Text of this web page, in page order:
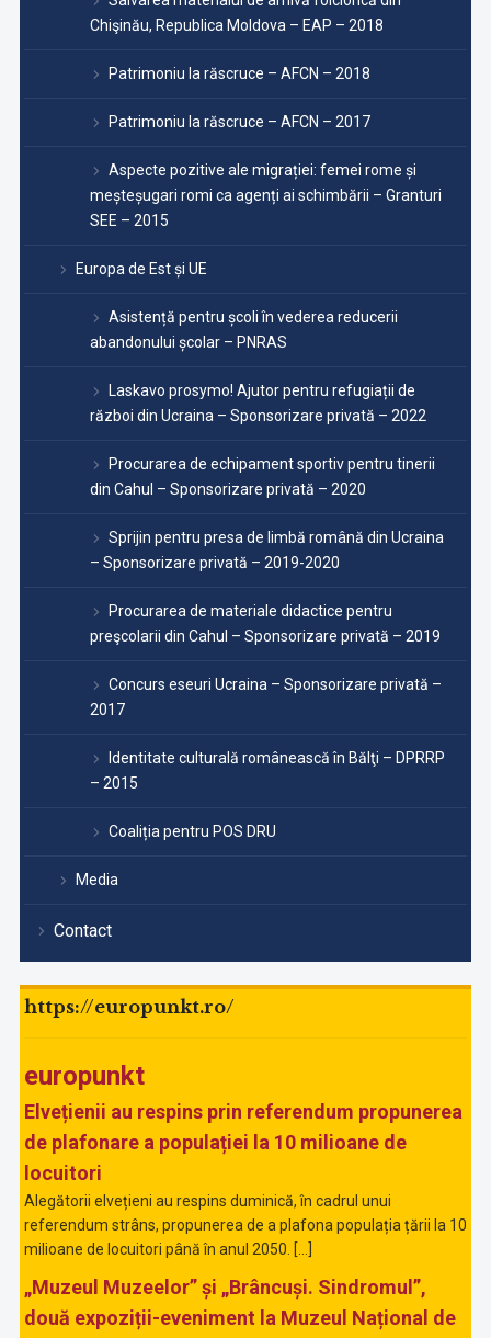
Chişinău, Republica Moldova – EAP – 2018
Patrimoniu la răscruce – AFCN – 2018
Patrimoniu la răscruce – AFCN – 2017
Aspecte pozitive ale migrației: femei rome și
meșteșugari romi ca agenți ai schimbării – Granturi
SEE – 2015
Europa de Est și UE
Asistență pentru școli în vederea reducerii
abandonului școlar – PNRAS
Laskavo prosymo! Ajutor pentru refugiații de
război din Ucraina – Sponsorizare privată – 2022
Procurarea de echipament sportiv pentru tinerii
din Cahul – Sponsorizare privată – 2020
Sprijin pentru presa de limbă română din Ucraina
– Sponsorizare privată – 2019-2020
Procurarea de materiale didactice pentru
preşcolarii din Cahul – Sponsorizare privată – 2019
Concurs eseuri Ucraina – Sponsorizare privată –
2017
Identitate culturală românească în Bălţi – DPRRP
– 2015
Coaliția pentru POS DRU
Media
Contact
https://europunkt.ro/
europunkt
Elvețienii au respins prin referendum propunerea
de plafonare a populației la 10 milioane de
locuitori
Alegătorii elvețieni au respins duminică, în cadrul unui
referendum strâns, propunerea de a plafona populația țării la 10
milioane de locuitori până în anul 2050. […]
„Muzeul Muzeelor” și „Brâncuși. Sindromul”,
două expoziții-eveniment la Muzeul Național de